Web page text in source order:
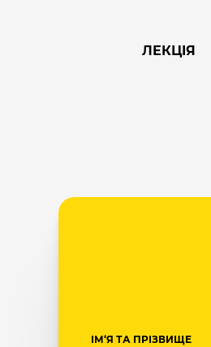
ЛЕКЦІЯ
ІМ‘Я ТА ПРІЗВИЩЕ